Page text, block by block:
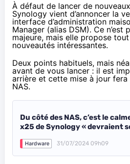
À défaut de lancer de
Synology vient d’annoncer la
interface d’administration
Manager (alias DSM). Ce n’est
majeure, mais elle propose
nouveautés intéressantes.
Deux points habituels, mais
avant de vous lancer : il est
arrière et cette mise à jour
NAS.
Du côté des NAS, c’est le
x25 de Synology « devraient
Hardware 31/07/2024 09h09